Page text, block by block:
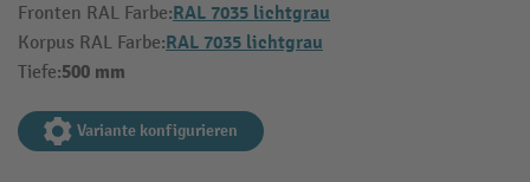
Fronten RAL Farbe:RAL 7035 lichtgrau
Korpus RAL Farbe:RAL 7035 lichtgrau
Tiefe:500 mm
Variante konfigurieren